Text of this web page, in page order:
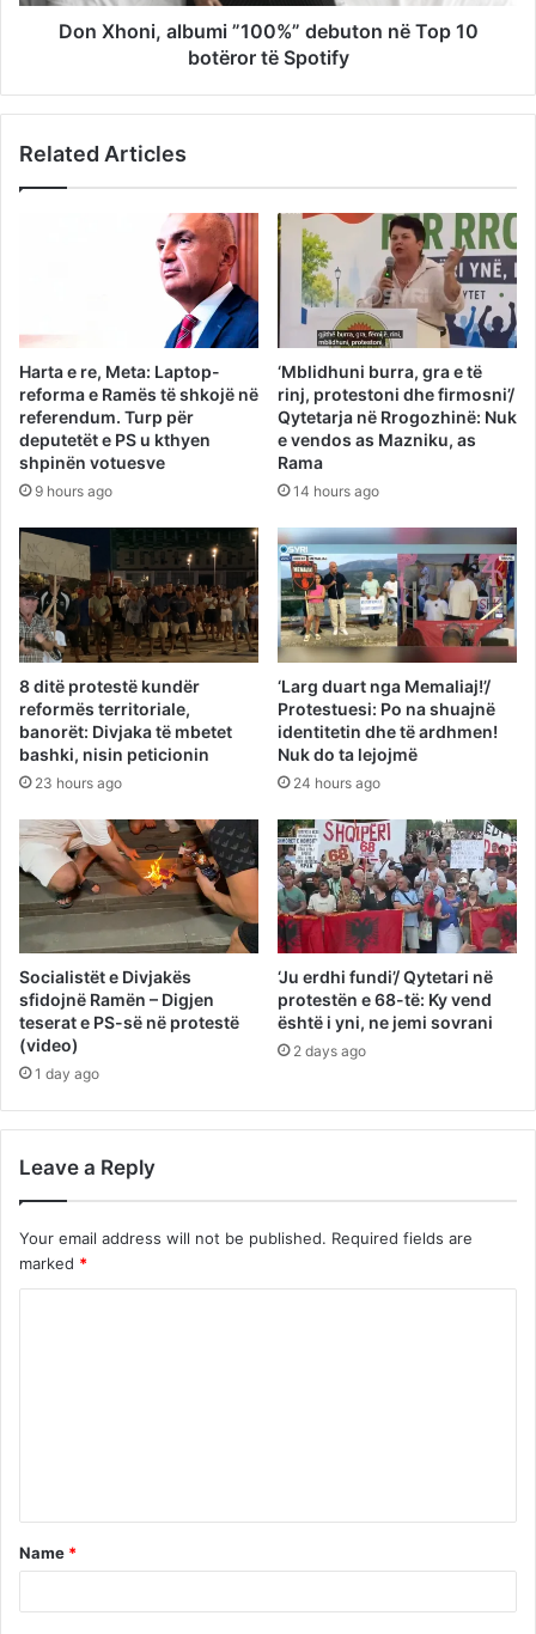
Don Xhoni, albumi ”100%” debuton në Top 10
botëror të Spotify
Related Articles
Harta e re, Meta: Laptop-
reforma e Ramës të shkojë në
referendum. Turp për
deputetët e PS u kthyen
shpinën votuesve
9 hours ago
‘Mblidhuni burra, gra e të
rinj, protestoni dhe firmosni’/
Qytetarja në Rrogozhinë: Nuk
e vendos as Mazniku, as
Rama
14 hours ago
8 ditë protestë kundër
reformës territoriale,
banorët: Divjaka të mbetet
bashki, nisin peticionin
23 hours ago
‘Larg duart nga Memaliaj!’/
Protestuesi: Po na shuajnë
identitetin dhe të ardhmen!
Nuk do ta lejojmë
24 hours ago
Socialistët e Divjakës
sfidojnë Ramën – Digjen
teserat e PS-së në protestë
(video)
1 day ago
‘Ju erdhi fundi’/ Qytetari në
protestën e 68-të: Ky vend
është i yni, ne jemi sovrani
2 days ago
Leave a Reply
Your email address will not be published. Required fields are
marked *
t
*
Name *